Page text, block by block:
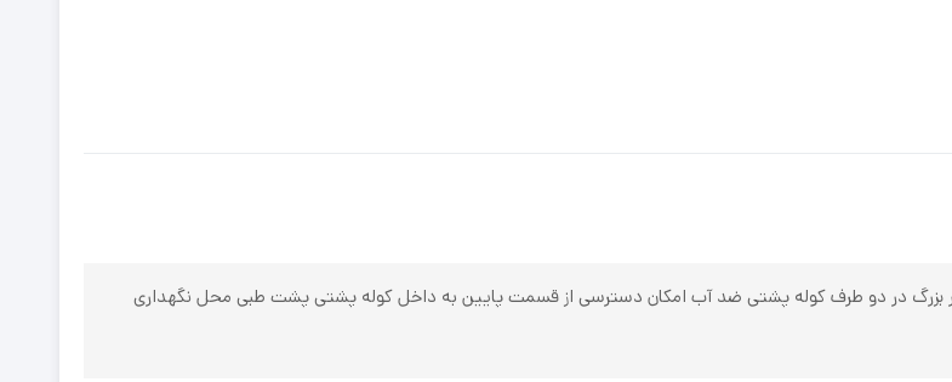
بزرگ در دو طرف کوله پشتی ضد آب امکان دسترسی از قسمت پایین به داخل کوله پشتی پشت طبی محل نگهداری